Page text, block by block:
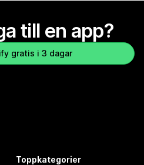
till en app?
gratis i 3 dagar
Toppkategorier